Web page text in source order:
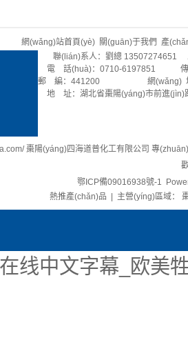
網(wǎng)站首頁(yè) 關(guān)于我們 產
聯(lián)系人：劉總 13507274651
電 話(huà)：0710-6197851 傳
郵 編：441200 網(wǎng) 址：
地 址：湖北省棗陽(yáng)市前進(jìn)
棗陽(yáng)四海道普化工有限公司 專
鄂ICP備09016938號-1
熱推產(chǎn)品 | 主營(yíng)區域：
线中文字幕_欧美